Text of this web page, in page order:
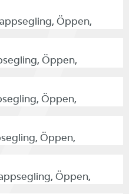
Öppen,
Öppen,
Öppen,
Öppen,
Öppen,